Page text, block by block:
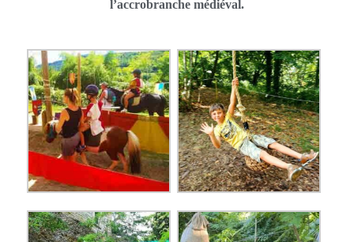
l’accrobranche médiéval.